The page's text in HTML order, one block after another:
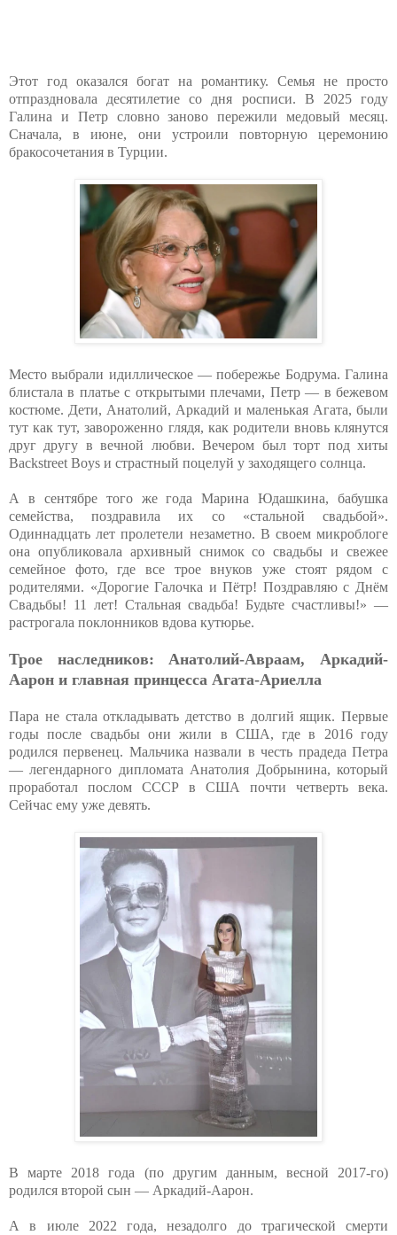
Этот год оказался богат на романтику. Семья не просто
отпраздновала десятилетие со дня росписи. В 2025 году
Галина и Петр словно заново пережили медовый месяц.
Сначала, в июне, они устроили повторную церемонию
бракосочетания в Турции.
Место выбрали идиллическое — побережье Бодрума. Галина
блистала в платье с открытыми плечами, Петр — в бежевом
костюме. Дети, Анатолий, Аркадий и маленькая Агата, были
тут как тут, завороженно глядя, как родители вновь клянутся
друг другу в вечной любви. Вечером был торт под хиты
Backstreet Boys и страстный поцелуй у заходящего солнца.
А в сентябре того же года Марина Юдашкина, бабушка
семейства, поздравила их со «стальной свадьбой».
Одиннадцать лет пролетели незаметно. В своем микроблоге
она опубликовала архивный снимок со свадьбы и свежее
семейное фото, где все трое внуков уже стоят рядом с
родителями. «Дорогие Галочка и Пётр! Поздравляю с Днём
Свадьбы! 11 лет! Стальная свадьба! Будьте счастливы!» —
растрогала поклонников вдова кутюрье.
Трое наследников: Анатолий-Авраам, Аркадий-
Аарон и главная принцесса Агата-Ариелла
Пара не стала откладывать детство в долгий ящик. Первые
годы после свадьбы они жили в США, где в 2016 году
родился первенец. Мальчика назвали в честь прадеда Петра
— легендарного дипломата Анатолия Добрынина, который
проработал послом СССР в США почти четверть века.
Сейчас ему уже девять.
В марте 2018 года (по другим данным, весной 2017-го)
родился второй сын — Аркадий-Аарон.
А в июле 2022 года, незадолго до трагической смерти